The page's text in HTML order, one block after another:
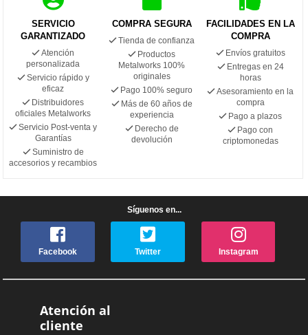
SERVICIO
GARANTIZADO
Atención
personalizada
Servicio rápido y
eficaz
Distribuidores
oficiales Metalworks
Servicio Post-venta y
Garantías
Suministro de
accesorios y recambios
COMPRA SEGURA
Tienda de confianza
Productos
Metalworks 100%
originales
Pago 100% seguro
Más de 60 años de
experiencia
Derecho de
devolución
FACILIDADES EN LA
COMPRA
Envíos gratuitos
Entregas en 24
horas
Asesoramiento en la
compra
Pago a plazos
Pago con
criptomonedas
Síguenos en...
Facebook Twitter Instagram
Atención al
cliente